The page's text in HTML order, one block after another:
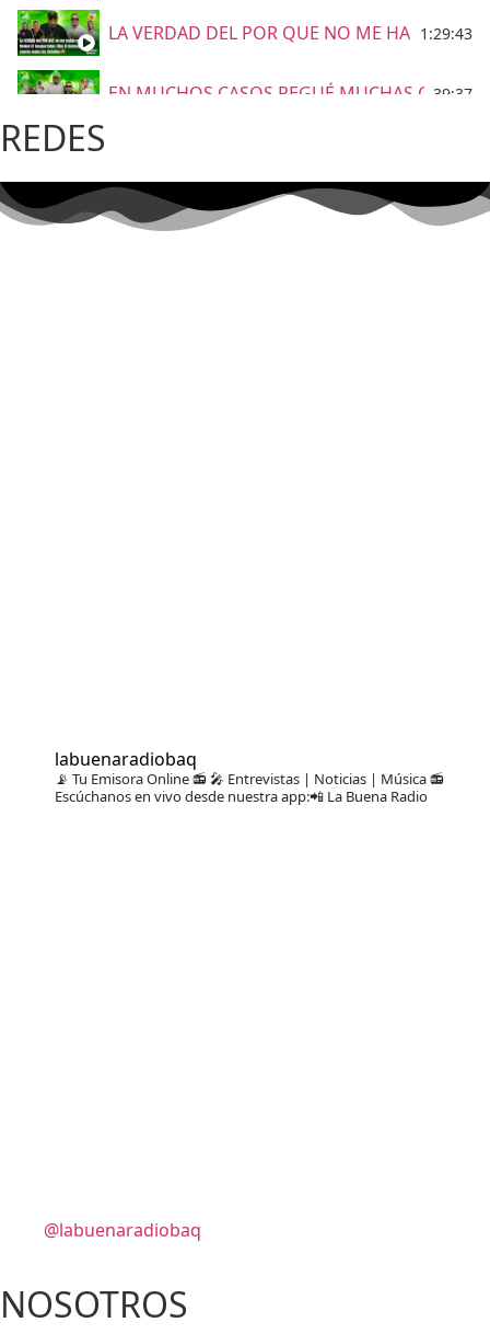
LA VERDAD DEL POR QUE NO ME HABLO1:29:43
EN MUCHOS CASOS PEGUÉ MUCHAS 39:37
Grupo Niche le canta a Barranquilla 15:23
REDES
labuenaradiobaq
📡 Tu Emisora Online 📻🎤 Entrevistas | Noticias | Música📻
Escúchanos en vivo desde nuestra app:📲 La Buena Radio
@labuenaradiobaq
NOSOTROS